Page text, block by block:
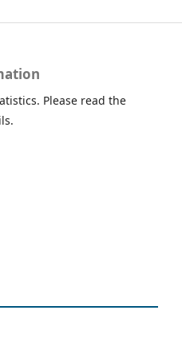
Please read the